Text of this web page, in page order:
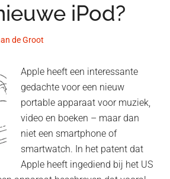
iPod?
de Groot
Apple heeft een interessante
gedachte voor een nieuw
portable apparaat voor muziek,
video en boeken – maar dan
niet een smartphone of
smartwatch. In het patent dat
Apple heeft ingediend bij het US